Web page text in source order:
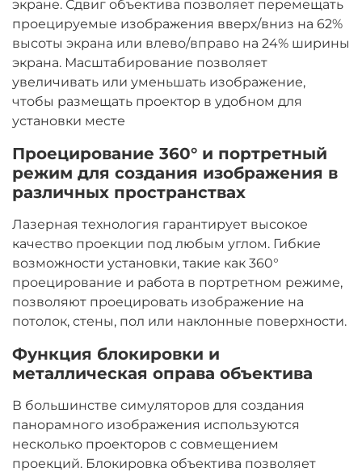
экране. Сдвиг объектива позволяет перемещать
проецируемые изображения вверх/вниз на 62%
высоты экрана или влево/вправо на 24% ширины
экрана. Масштабирование позволяет
увеличивать или уменьшать изображение,
чтобы размещать проектор в удобном для
установки месте
Проецирование 360° и портретный
режим для создания изображения в
различных пространствах
Лазерная технология гарантирует высокое
качество проекции под любым углом. Гибкие
возможности установки, такие как 360°
проецирование и работа в портретном режиме,
позволяют проецировать изображение на
потолок, стены, пол или наклонные поверхности.
Функция блокировки и
металлическая оправа объектива
В большинстве симуляторов для создания
панорамного изображения используются
несколько проекторов с совмещением
проекций. Блокировка объектива позволяет